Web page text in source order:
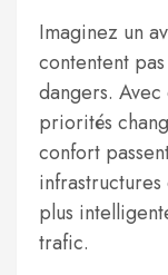
Imaginez un
contentent
dangers.
priorités
confort
plus
trafic.